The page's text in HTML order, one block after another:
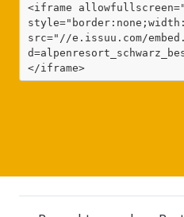
<iframe
src="//e.issuu.com/
</iframe>